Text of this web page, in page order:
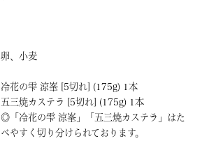
卵、小麦
冷花の雫 涼峯 [5切れ] (175g) 1本
五三焼カステラ [5切れ] (175g) 1本
◎「冷花の雫 涼峯」「五三焼カステラ」はた
べやすく切り分けられております。